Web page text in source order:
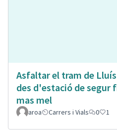
Asfaltar el tram de
des d'estació de segur
mas mel
aroa Carrers i Vials 0 1